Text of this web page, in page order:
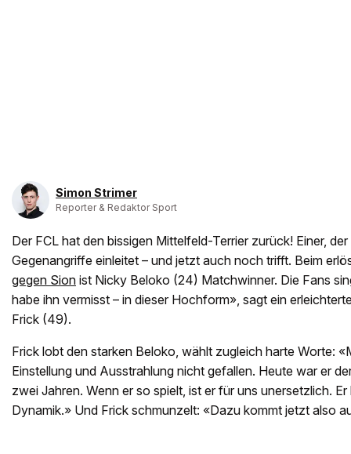
Simon Strimer
Reporter & Redaktor Sport
Der FCL hat den bissigen Mittelfeld-Terrier zurück! Einer,
Gegenangriffe einleitet – und jetzt auch noch trifft. Beim
gegen Sion ist Nicky Beloko (24) Matchwinner. Die Fans
habe ihn vermisst – in dieser Hochform», sagt ein
Frick (49).
Frick lobt den starken Beloko, wählt zugleich harte Worte:
Einstellung und Ausstrahlung nicht gefallen. Heute war er
zwei Jahren. Wenn er so spielt, ist er für uns unersetzlich.
Dynamik.» Und Frick schmunzelt: «Dazu kommt jetzt also